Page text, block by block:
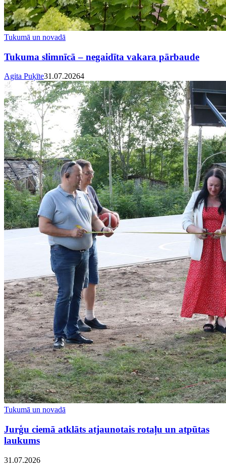
Tukumā un novadā
Tukuma slimnīcā – negaidīta vakara pārbaude
Agita Puķīte31.07.20264
Tukumā un novadā
Jurģu ciemā atklāts atjaunotais rotaļu un atpūtas
laukums
31.07.2026